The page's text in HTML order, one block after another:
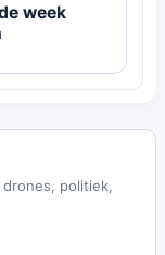
week
politiek,